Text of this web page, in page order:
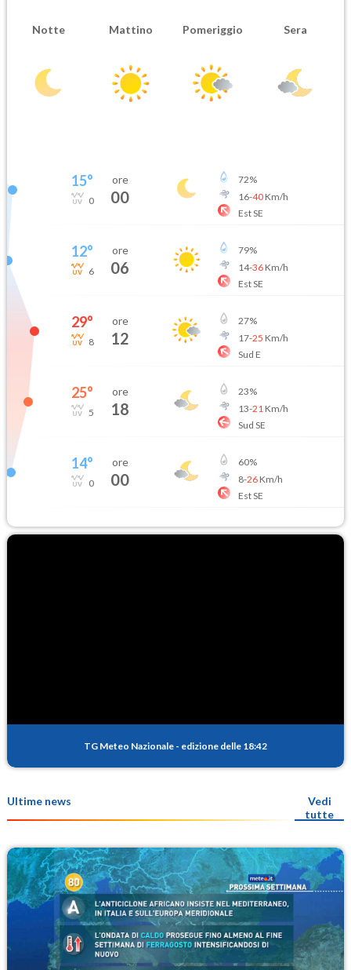
Notte Mattino Pomeriggio Sera
15°
0
ore
00
72%
16-40Km/h
Est SE
12°
6
ore
06
79%
14-36Km/h
Est SE
29°
8
ore
12
27%
17-25 Km/h
Sud E
25°
5
ore
18
23%
13-21 Km/h
Sud SE
14°
0
ore
00
60%
8-26Km/h
Est SE
TG Meteo Nazionale - edizione delle 18:42
Ultime news
Vedi
tutte